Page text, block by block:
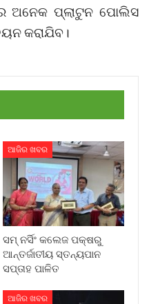
ଅନେକ ପ୍ଲାଟୁନ ପୋଲିସ
କରାଯିବ।
ଆଜିର ଖବର
ସମ୍ ନର୍ସିଂ କଲେଜ ପକ୍ଷରୁ
ଆନ୍ତର୍ଜାତୀୟ ସ୍ତନ୍ୟପାନ
ସପ୍ତାହ ପାଳିତ
ଆଜିର ଖବର